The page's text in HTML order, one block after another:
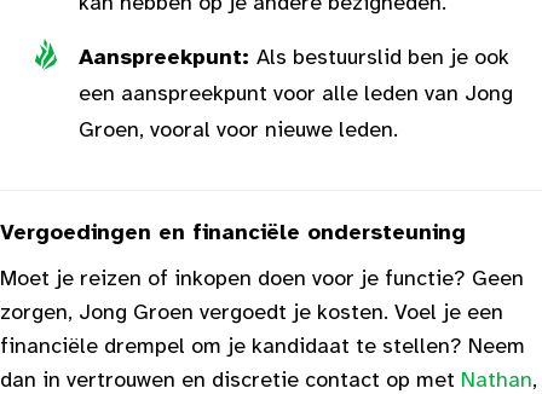
Aanspreekpunt: Als bestuurslid ben je ook
een aanspreekpunt voor alle leden van Jong
Groen, vooral voor nieuwe leden.
Vergoedingen en financiële ondersteuning
Moet je reizen of inkopen doen voor je functie? Geen
zorgen, Jong Groen vergoedt je kosten. Voel je een
financiële drempel om je kandidaat te stellen? Neem
dan in vertrouwen en discretie contact op met Nathan,